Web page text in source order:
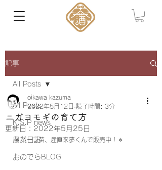
記事
All Posts
K.S.P news
農業日記
おのでらBLOG
All Posts
ニガヨモギの育て方
oikawa kazuma
2022年5月12日 読了時間: 3分
更新日： 2022年5月25日
＊ハーブ苗、産直来夢くんで販売中！＊